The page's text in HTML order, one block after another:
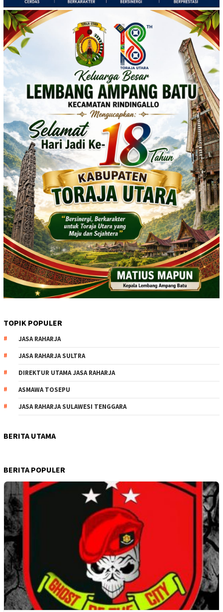
TOPIK POPULER
JASA RAHARJA
JASA RAHARJA SULTRA
DIREKTUR UTAMA JASA RAHARJA
ASMAWA TOSEPU
JASA RAHARJA SULAWESI TENGGARA
BERITA UTAMA
BERITA POPULER